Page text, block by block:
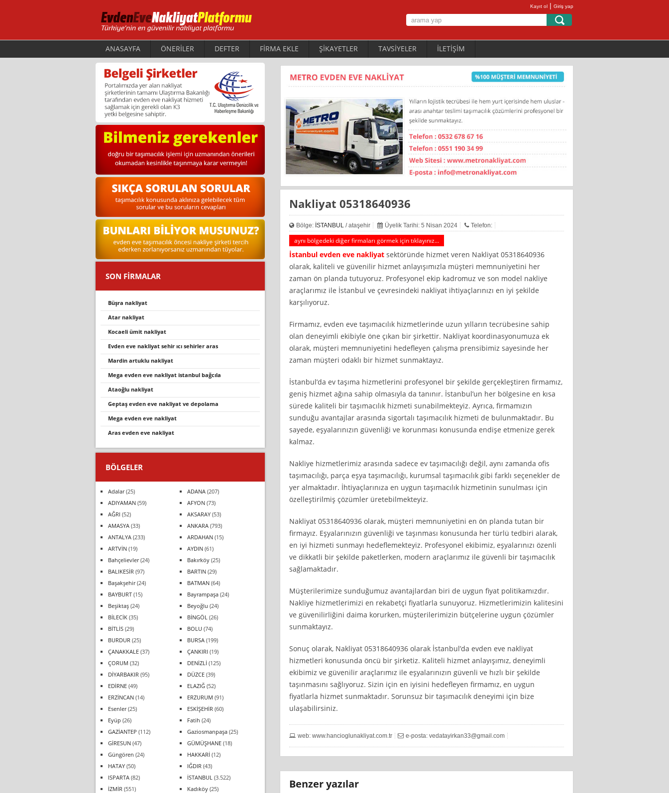
Kayıt ol | Giriş yap
ANASAYFA ÖNERİLER DEFTER FİRMA EKLE ŞİKAYETLER TAVSİYELER İLETİŞİM
Nakliyat 05318640936
Bölge: İSTANBUL/ ataşehir Üyelik Tarihi: 5 Nisan 2024 Telefon:
aynı bölgedeki diğer firmaları görmek için tıklayınız...
İstanbul evden eve nakliyatsektöründe hizmet veren Nakliyat 05318640936
olarak, kaliteli ve güvenilir hizmet anlayışımızla müşteri memnuniyetini her
zaman ön planda tutuyoruz. Profesyonel ekip kadromuz ve son model nakliye
araçlarımız ile İstanbul ve çevresindeki nakliyat ihtiyaçlarınızı en iyi şekilde
karşılıyoruz.
Firmamız, evden eve taşımacılık hizmetlerinde uzun yılların tecrübesine sahip
olan deneyimli ekibiyle öne çıkan bir şirkettir. Nakliyat koordinasyonumuza ek
olarak, müşteri memnuniyetini hedefleyen çalışma prensibimiz sayesinde her
zaman müşteri odaklı bir hizmet sunmaktayız.
İstanbul’da ev taşıma hizmetlerini profesyonel bir şekilde gerçekleştiren firmamız,
geniş hizmet ağına sahip olmasıyla da tanınır. İstanbul’un her bölgesine en kısa
sürede kaliteli bir taşımacılık hizmeti sunabilmekteyiz. Ayrıca, firmamızın
sunduğu avantajlar arasında sigortalı taşımacılık hizmeti de bulunmaktadır. Bu
sayede, eşyalarınızın güvenliği ve korunması konusunda endişe etmenize gerek
kalmaz.
Nakliye hizmetlerimiz arasında sadece ev taşımacılığı değil, aynı zamanda ofis
taşımacılığı, parça eşya taşımacılığı, kurumsal taşımacılık gibi farklı seçenekler de
yer almaktadır. İhtiyaçlarınıza en uygun taşımacılık hizmetinin sunulması için
özelleştirilmiş çözümler üretebilmekteyiz.
Nakliyat 05318640936 olarak, müşteri memnuniyetini en ön planda tutan bir
firmayız. Eşyalarınızın güvenliği ve taşınması konusunda her türlü tedbiri alarak,
en iyi hizmeti sunmayı hedeflemekteyiz. Profesyonel ekibimiz, eşyalarınızı özenli
ve dikkatli bir şekilde paketlerken, modern araçlarımız ile güvenli bir taşımacılık
sağlamaktadır.
Müşterilerimize sunduğumuz avantajlardan biri de uygun fiyat politikamızdır.
Nakliye hizmetlerimizi en rekabetçi fiyatlarla sunuyoruz. Hizmetlerimizin kalitesini
ve güvenilirliğini daima korurken, müşterilerimizin bütçelerine uygun çözümler
sunmaktayız.
Sonuç olarak, Nakliyat 05318640936 olarak İstanbul’da evden eve nakliyat
hizmetleri konusunda öncü bir şirketiz. Kaliteli hizmet anlayışımız, deneyimli
ekibimiz ve güvenilir araçlarımız ile eşyalarınızın güvenli ve hızlı bir şekilde
taşınmasını sağlıyoruz. Sizin için en iyisini hedefleyen firmamız, en uygun
fiyatlarla hizmet sunmaktadır. Sorunsuz bir taşımacılık deneyimi için bize
ulaşabilirsiniz.
web: www.hancioglunakliyat.com.tr e-posta: vedatayirkan33@gmail.com
Benzer yazılar
SON FİRMALAR
büşra nakliyat
atar nakli̇yat
kocaeli ümit nakliyat
evden eve nakli̇yat sehi̇r ici sehi̇rler aras
mardin artuklu nakliyat
mega evden eve nakli̇yat i̇stanbul bağcila
ataoğlu nakliyat
geptaş evden eve nakli̇yat ve depolama
mega evden eve nakli̇yat
aras evden eve nakliyat
BÖLGELER
Adalar(25) ADANA (207)
ADIYAMAN (59) AFYON (73)
AĞRI (52) AKSARAY (53)
AMASYA (33) ANKARA (793)
ANTALYA (233) ARDAHAN (15)
ARTVİN (19) AYDIN (61)
Bahçelievler(24) Bakırköy (25)
BALIKESİR (97) BARTIN (29)
Başakşehir(24) BATMAN (64)
BAYBURT (15) Bayrampaşa (24)
Beşiktaş (24) Beyoğlu (24)
BİLECİK (35) BİNGÖL (26)
BİTLİS (29) BOLU (74)
BURDUR (25) BURSA (199)
ÇANAKKALE (37) ÇANKIRI (19)
ÇORUM (32) DENİZLİ (125)
DİYARBAKIR (95) DÜZCE (39)
EDİRNE (49) ELAZIĞ (52)
ERZİNCAN (14) ERZURUM (91)
Esenler(25) ESKİŞEHİR (60)
Eyüp (26) Fatih (24)
GAZİANTEP (112) Gaziosmanpaşa (25)
GİRESUN (47) GÜMÜŞHANE (18)
Güngören (24) HAKKARİ (12)
HATAY (50) IĞDIR (43)
ISPARTA (82) İSTANBUL (3.522)
İZMİR (551) Kadıköy (25)